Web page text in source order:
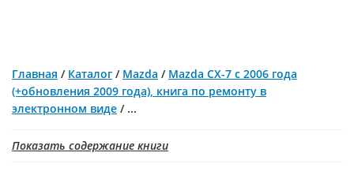
Главная / Каталог / Mazda / Mazda CX-7 с 2006 года
(+обновления 2009 года), книга по ремонту в
электронном виде / ...
Показать содержание книги